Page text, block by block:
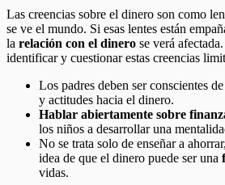
Las creencias sobre el dinero son como
se ve el mundo. Si esas lentes están
la relación con el dinero se verá
identificar y cuestionar estas creencias
Los padres deben ser conscientes
y actitudes hacia el dinero.
Hablar abiertamente sobre
los niños a desarrollar una
No se trata solo de enseñar a
idea de que el dinero puede ser una
vidas.